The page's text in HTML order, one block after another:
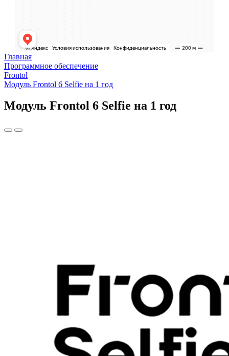
Главная
Программное обеспечение
Frontol
Модуль Frontol 6 Selfie на 1 год
Модуль Frontol 6 Selfie на 1 год